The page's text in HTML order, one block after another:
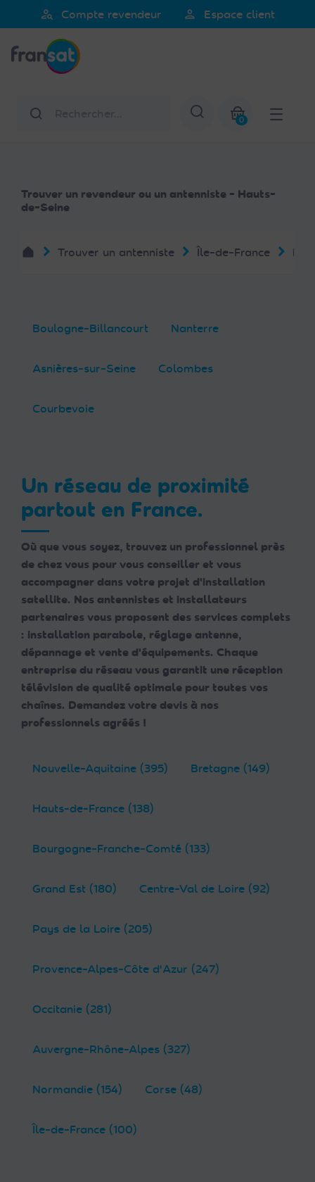
noter
Ce
comprend
person_search Compte revendeur person Espace client
Afficher la
0
Trouver un revendeur ou un antenniste - Hauts-
de-Seine
Trouver un antenniste Île-de-France
Boulogne-Billancourt Nanterre
Asnières-sur-Seine Colombes
Courbevoie
Un réseau de proximité
partout en France.
Où que vous soyez, trouvez un professionnel près
de chez vous pour vous conseiller et vous
accompagner dans votre projet d'installation
satellite. Nos antennistes et installateurs
partenaires vous proposent des services complets
: installation parabole, réglage antenne,
dépannage et vente d'équipements. Chaque
entreprise du réseau vous garantit une réception
télévision de qualité optimale pour toutes vos
chaînes. Demandez votre devis à nos
professionnels agréés !
Nouvelle-Aquitaine (395) Bretagne (149)
Hauts-de-France (138)
Bourgogne-Franche-Comté (133)
Grand Est (180) Centre-Val de Loire (92)
Pays de la Loire (205)
Provence-Alpes-Côte d'Azur (247)
Occitanie (281)
Auvergne-Rhône-Alpes (327)
Normandie (154) Corse (48)
Île-de-France (100)